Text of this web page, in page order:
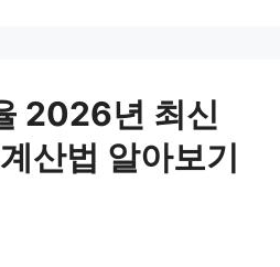
2026년 최신
산법 알아보기